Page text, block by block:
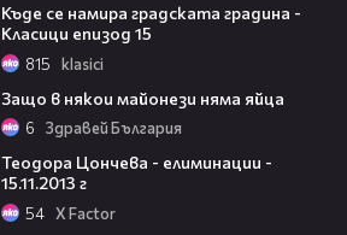
Къде се намира градската градина -
Класици епизод 15
815 klasici
Защо в някои майонези няма яйца
6 Здравей България
Теодора Цончева - елиминации -
15.11.2013 г
54 X Factor